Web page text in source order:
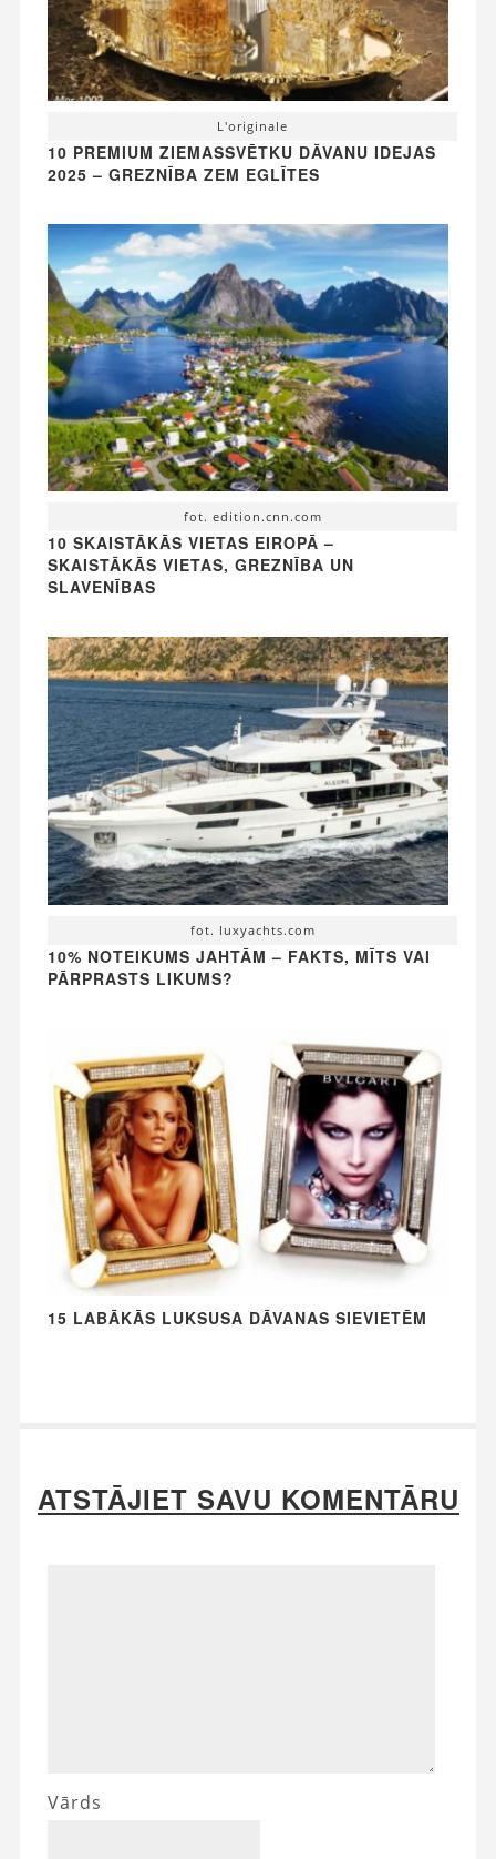
L'originale
10 PREMIUM ZIEMASSVĒTKU DĀVANU IDEJAS
2025 – GREZNĪBA ZEM EGLĪTES
fot. edition.cnn.com
10 SKAISTĀKĀS VIETAS EIROPĀ –
SKAISTĀKĀS VIETAS, GREZNĪBA UN
SLAVENĪBAS
fot. luxyachts.com
10% NOTEIKUMS JAHTĀM – FAKTS, MĪTS VAI
PĀRPRASTS LIKUMS?
15 LABĀKĀS LUKSUSA DĀVANAS SIEVIETĒM
ATSTĀJIET SAVU KOMENTĀRU
Vārds